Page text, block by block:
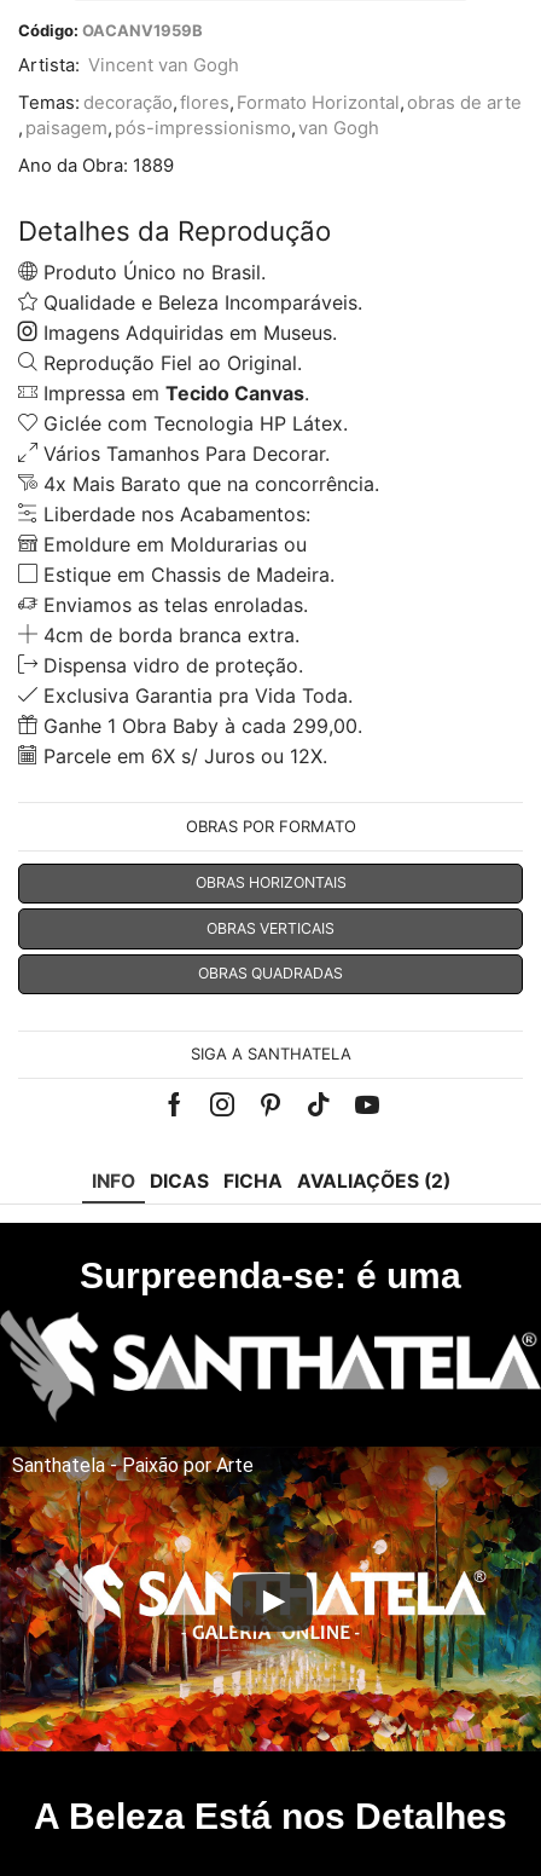
Código: OACANV1959B
Artista: Vincent van Gogh
Temas: decoração,flores, Formato Horizontal, obras de arte
, paisagem, pós-impressionismo,van Gogh
Ano da Obra: 1889
Detalhes da Reprodução
Produto Único no Brasil.
Qualidade e Beleza Incomparáveis.
Imagens Adquiridas em Museus.
Reprodução Fiel ao Original.
Impressa em Tecido Canvas.
Giclée com Tecnologia HP Látex.
Vários Tamanhos Para Decorar.
4x Mais Barato que na concorrência.
Liberdade nos Acabamentos:
Emoldure em Moldurarias ou
Estique em Chassis de Madeira.
Enviamos as telas enroladas.
4cm de borda branca extra.
Dispensa vidro de proteção.
Exclusiva Garantia pra Vida Toda.
Ganhe 1 Obra Baby à cada 299,00.
Parcele em 6X s/ Juros ou 12X.
OBRAS POR FORMATO
OBRAS HORIZONTAIS
OBRAS VERTICAIS
OBRAS QUADRADAS
SIGA A SANTHATELA
Facebook
Instagram
Pinterest
Tik-Youtube
INFO DICAS FICHA AVALIAÇÕES (2)
Surpreenda-se: é uma
Santhatela - Paixão por Arte
A Beleza Está nos Detalhes